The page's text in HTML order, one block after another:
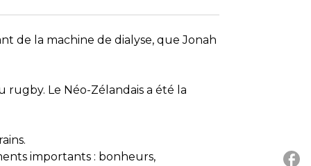
de la machine de dialyse, que Jonah
Le Néo-Zélandais a été la
importants : bonheurs,